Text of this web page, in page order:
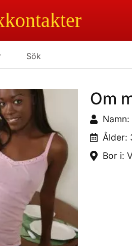
Sök
Om
Ålder:
Bor i: